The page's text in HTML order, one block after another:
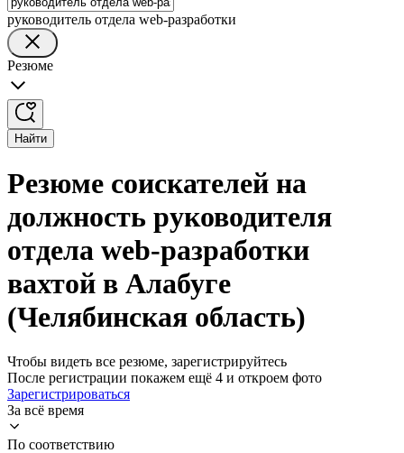
руководитель отдела web-разработки
Резюме
Найти
Резюме соискателей на
должность руководителя
отдела web-разработки
вахтой в Алабуге
(Челябинская область)
Чтобы видеть все резюме, зарегистрируйтесь
После регистрации покажем ещё 4 и откроем фото
Зарегистрироваться
За всё время
По соответствию